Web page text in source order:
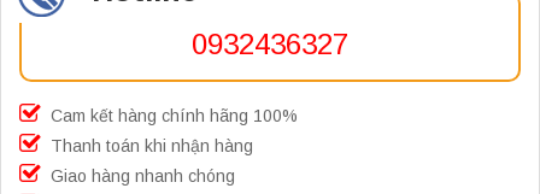
0932436327
Cam kết hàng chính hãng 100%
Thanh toán khi nhận hàng
Giao hàng nhanh chóng